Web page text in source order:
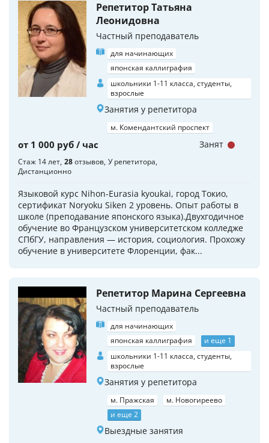
Репетитор Татьяна
Леонидовна
Частный преподаватель
для начинающих
японская каллиграфия
школьники 1-11 класса, студенты,
взрослые
Занятия у репетитора
м. Комендантский проспект
от 1 000 руб / час
Стаж 14 лет 28отзывов У репетитора
Дистанционно
Языковой курс Nihon-Eurasia kyoukai, город Токио,
сертификат Noryoku Siken 2 уровень. Опыт работы в
школе (преподавание японского языка).Двухгодичное
обучение во Французском университетском колледже
СПбГУ, направления — история, социология. Прохожу
обучение в университете Флоренции, фак...
Занят
Репетитор Марина Сергеевна
Частный преподаватель
для начинающих
японская каллиграфия
и еще 1
школьники 1-11 класса, студенты,
взрослые
Занятия у репетитора
м. Пражская
м. Новогиреево
и еще 2
Выездные занятия